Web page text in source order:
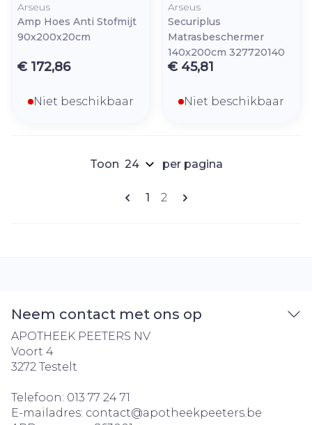
Arseus
Amp Hoes Anti Stofmijt
90x200x20cm
€ 172,86
Niet beschikbaar
Arseus
Securiplus
Matrasbeschermer
140x200cm 327720140
€ 45,81
Niet beschikbaar
Pagina's
U lees momenteel pagina
1 Pagina
2
Toon per pagina
Neem contact met ons op
APOTHEEK PEETERS NV
Voort 4
3272 Testelt
Telefoon: 013 77 24 71
E-mailadres: contact@apotheekpeeters.be